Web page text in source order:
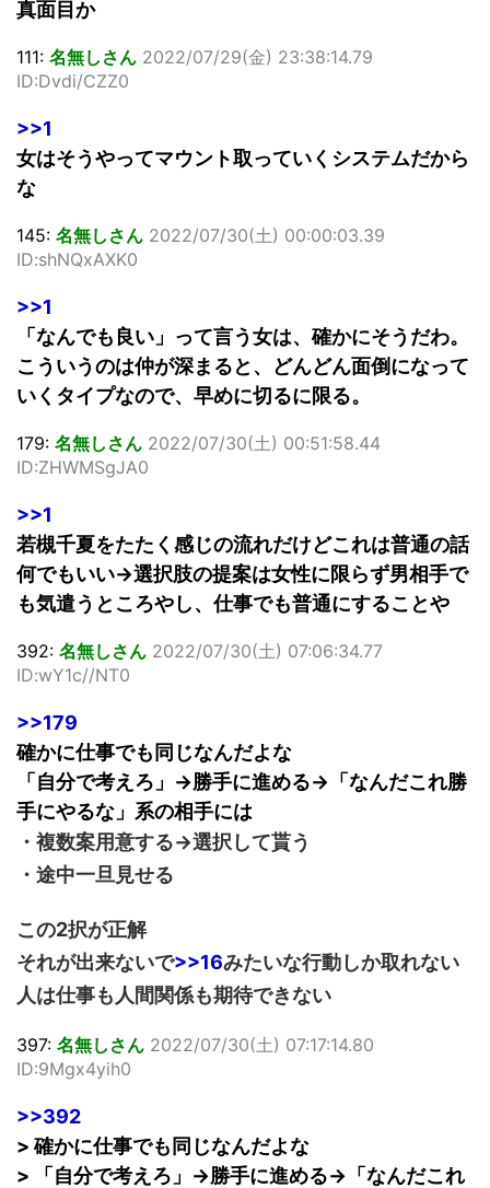
真面目か
111: 名無しさん 2022/07/29(金) 23:38:14.79
ID:Dvdi/CZZ0
>>1
女はそうやってマウント取っていくシステムだから
な
145: 名無しさん 2022/07/30(土) 00:00:03.39
ID:shNQxAXK0
>>1
「なんでも良い」って言う女は、確かにそうだわ。
こういうのは仲が深まると、どんどん面倒になって
いくタイプなので、早めに切るに限る。
179: 名無しさん 2022/07/30(土) 00:51:58.44
ID:ZHWMSgJA0
>>1
若槻千夏をたたく感じの流れだけどこれは普通の話
何でもいい→選択肢の提案は女性に限らず男相手で
も気遣うところやし、仕事でも普通にすることや
392: 名無しさん 2022/07/30(土) 07:06:34.77
ID:wY1c//NT0
>>179
確かに仕事でも同じなんだよな
「自分で考えろ」→勝手に進める→「なんだこれ勝
手にやるな」系の相手には
・複数案用意する→選択して貰う
・途中一旦見せる
この2択が正解
それが出来ないで>>16みたいな行動しか取れない
人は仕事も人間関係も期待できない
397: 名無しさん 2022/07/30(土) 07:17:14.80
ID:9Mgx4yih0
>>392
> 確かに仕事でも同じなんだよな
> 「自分で考えろ」→勝手に進める→「なんだこれ